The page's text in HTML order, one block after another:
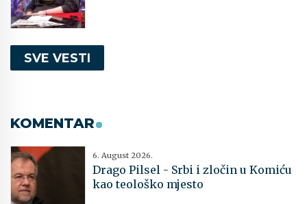
SVE VESTI
KOMENTAR
6. August 2026.
Drago Pilsel - Srbi i zločin u Komiću
kao teološko mjesto